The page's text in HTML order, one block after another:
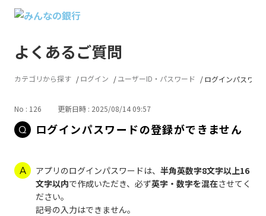
よくあるご質問
カテゴリから探す ログイン ユーザーID・パスワード ログインパスワー
No : 126 更新日時 : 2025/08/14 09:57
ログインパスワードの登録ができません
アプリのログインパスワードは、 半角英数字8文字以上16
文字以内で作成いただき、必ず英字・数字を混在させてく
ださい。
記号の入力はできません。